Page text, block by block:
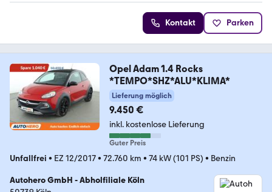
Kontakt Parken
Opel Adam 1.4 Rocks
*TEMPO*SHZ*ALU*KLIMA*
Lieferung möglich
9.450 €
inkl. kostenlose Lieferung
Guter Preis
Unfallfrei • EZ 12/2017• 72.760 km • 74 kW (101 PS) • Benzin
Autohero GmbH - Abholfiliale Köln